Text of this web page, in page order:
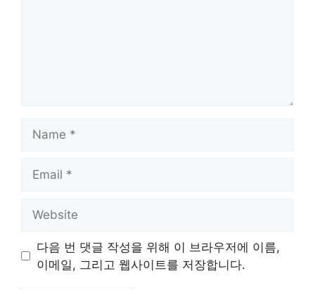
다음 번 댓글 작성을 위해 이 브라우저에 이름,
이메일, 그리고 웹사이트를 저장합니다.